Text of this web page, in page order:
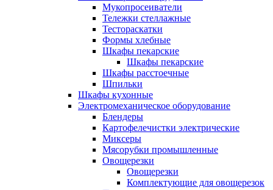
Мукопросеиватели
Тележки стеллажные
Тестораскатки
Формы хлебные
Шкафы пекарские
Шкафы пекарские
Шкафы расстоечные
Шпильки
Шкафы кухонные
Электромеханическое оборудование
Блендеры
Картофелечистки электрические
Миксеры
Мясорубки промышленные
Овощерезки
Овощерезки
Комплектующие для овощерезок